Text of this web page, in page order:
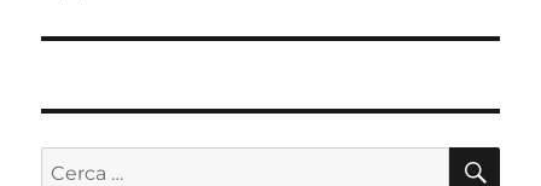
Cerca: